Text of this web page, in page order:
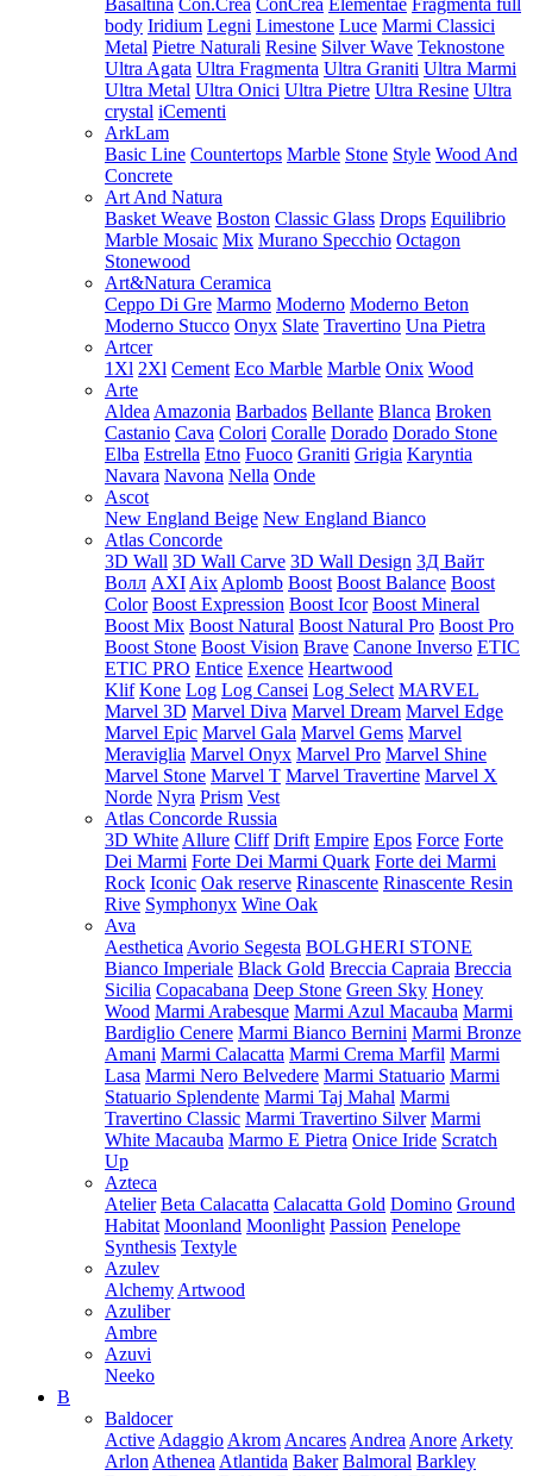
Basaltina Con.Crea ConCrea Elementae Fragmenta full
body Iridium Legni Limestone Luce Marmi Classici
Metal Pietre Naturali Resine Silver Wave Teknostone
Ultra Agata Ultra Fragmenta Ultra Graniti Ultra Marmi
Ultra Metal Ultra Onici Ultra Pietre Ultra Resine Ultra
crystal iCementi
ArkLam
Basic Line Countertops Marble Stone Style Wood And
Concrete
Art And Natura
Basket Weave Boston Classic Glass Drops Equilibrio
Marble Mosaic Mix Murano Specchio Octagon
Stonewood
Art&Natura Ceramica
Ceppo Di Gre Marmo Moderno Moderno Beton
Moderno Stucco Onyx Slate Travertino Una Pietra
Artcer
1Xl 2Xl Cement Eco Marble Marble Onix Wood
Arte
Aldea Amazonia Barbados Bellante Blanca Broken
Castanio Cava Colori Coralle Dorado Dorado Stone
Elba Estrella Etno Fuoco Graniti Grigia Karyntia
Navara Navona Nella Onde
Ascot
New England Beige New England Bianco
Atlas Concorde
3D Wall 3D Wall Carve 3D Wall Design 3Д Вайт
Волл AXI Aix Aplomb Boost Boost Balance Boost
Color Boost Expression Boost Icor Boost Mineral
Boost Mix Boost Natural Boost Natural Pro Boost Pro
Boost Stone Boost Vision Brave Canone Inverso ETIC
ETIC PRO Entice Exence Heartwood
Klif Kone Log Log Cansei Log Select MARVEL
Marvel 3D Marvel Diva Marvel Dream Marvel Edge
Marvel Epic Marvel Gala Marvel Gems Marvel
Meraviglia Marvel Onyx Marvel Pro Marvel Shine
Marvel Stone Marvel T Marvel Travertine Marvel X
Norde Nyra Prism Vest
Atlas Concorde Russia
3D White Allure Cliff Drift Empire Epos Force Forte
Dei Marmi Forte Dei Marmi Quark Forte dei Marmi
Rock Iconic Oak reserve Rinascente Rinascente Resin
Rive Symphonyx Wine Oak
Ava
Aesthetica Avorio Segesta BOLGHERI STONE
Bianco Imperiale Black Gold Breccia Capraia Breccia
Sicilia Copacabana Deep Stone Green Sky Honey
Wood Marmi Arabesque Marmi Azul Macauba Marmi
Bardiglio Cenere Marmi Bianco Bernini Marmi Bronze
Amani Marmi Calacatta Marmi Crema Marfil Marmi
Lasa Marmi Nero Belvedere Marmi Statuario Marmi
Statuario Splendente Marmi Taj Mahal Marmi
Travertino Classic Marmi Travertino Silver Marmi
White Macauba Marmo E Pietra Onice Iride Scratch
Up
Azteca
Atelier Beta Calacatta Calacatta Gold Domino Ground
Habitat Moonland Moonlight Passion Penelope
Synthesis Textyle
Azulev
Alchemy Artwood
Azuliber
Ambre
Azuvi
Neeko
B
Baldocer
Active Adaggio Akrom Ancares Andrea Anore Arkety
Arlon Athenea Atlantida Baker Balmoral Barkley